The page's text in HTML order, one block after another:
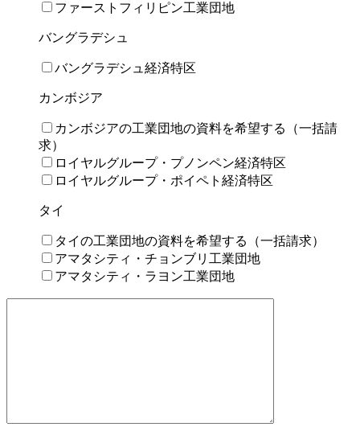
ファーストフィリピン工業団地
バングラデシュ
バングラデシュ経済特区
カンボジア
カンボジアの⼯業団地の資料を希望する（⼀括請
求）
ロイヤルグループ・プノンペン経済特区
ロイヤルグループ・ポイペト経済特区
タイ
タイの⼯業団地の資料を希望する（⼀括請求）
アマタシティ・チョンブリ工業団地
アマタシティ・ラヨン工業団地